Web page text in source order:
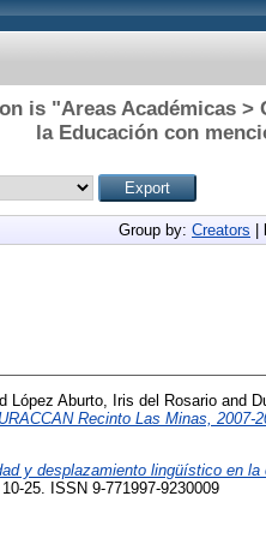
is "Areas Académicas >
la Educación con
Group by: Creators
López Aburto, Iris del Rosario and
Recinto Las Minas, 2007-
y desplazamiento lingüístico en
25. ISSN 9-771997-9230009